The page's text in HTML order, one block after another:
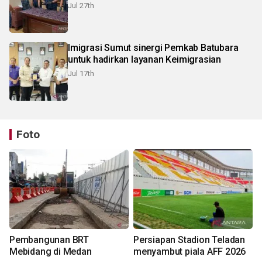
Jul 27th
Imigrasi Sumut sinergi Pemkab Batubara
untuk hadirkan layanan Keimigrasian
Jul 17th
Foto
Pembangunan BRT
Mebidang di Medan
Persiapan Stadion Teladan
menyambut piala AFF 2026